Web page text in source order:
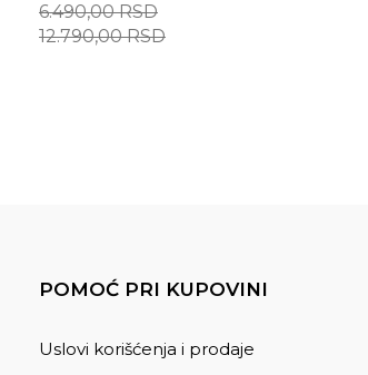
6.490,00RSD
12.790,00RSD
POMOĆ PRI KUPOVINI
Uslovi korišćenja i prodaje